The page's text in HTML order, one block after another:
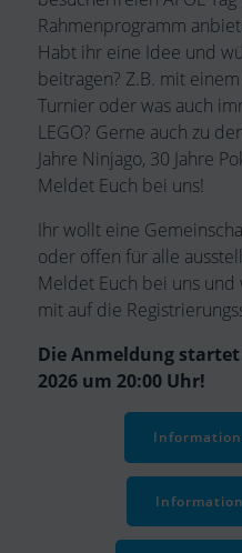
Rahmenprogramm
Habt ihr eine Idee und
beitragen? Z.B. mit
Turnier oder was auch
LEGO? Gerne auch zu
Jahre Ninjago, 30 Jahre
Meldet Euch bei uns!
Ihr wollt eine
oder offen für alle
Meldet Euch bei uns
mit auf die
Die Anmeldung
2026 um 20:00 Uhr!